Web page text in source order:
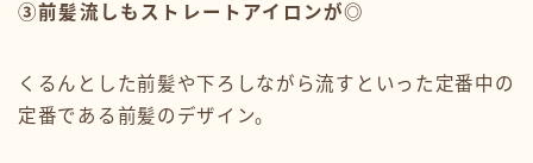
③前髪流しもストレートアイロンが◎
くるんとした前髪や下ろしながら流すといった定番中の
定番である前髪のデザイン。